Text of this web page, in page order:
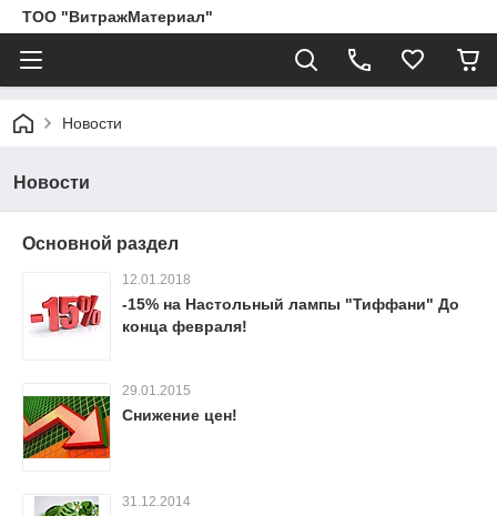
ТОО "ВитражМатериал"
Новости
Новости
Основной раздел
12.01.2018
-15% на Настольный лампы "Тиффани" До
конца февраля!
29.01.2015
Снижение цен!
31.12.2014